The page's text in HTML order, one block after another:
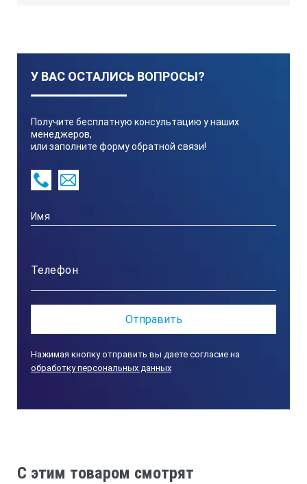
У ВАС ОСТАЛИСЬ ВОПРОСЫ?
Получите бесплатную консультацию у наших
менеджеров,
или заполните форму обратной связи!
Нажимая кнопку отправить вы даете согласие на
обработку персональных данных
C этим товаром смотрят